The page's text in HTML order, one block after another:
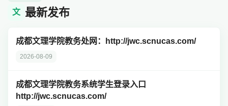
文 最新发布
成都文理学院教务处网：http://jwc.scnucas.com/
2026-08-09
成都文理学院教务系统学生登录入口
http://jwc.scnucas.com/